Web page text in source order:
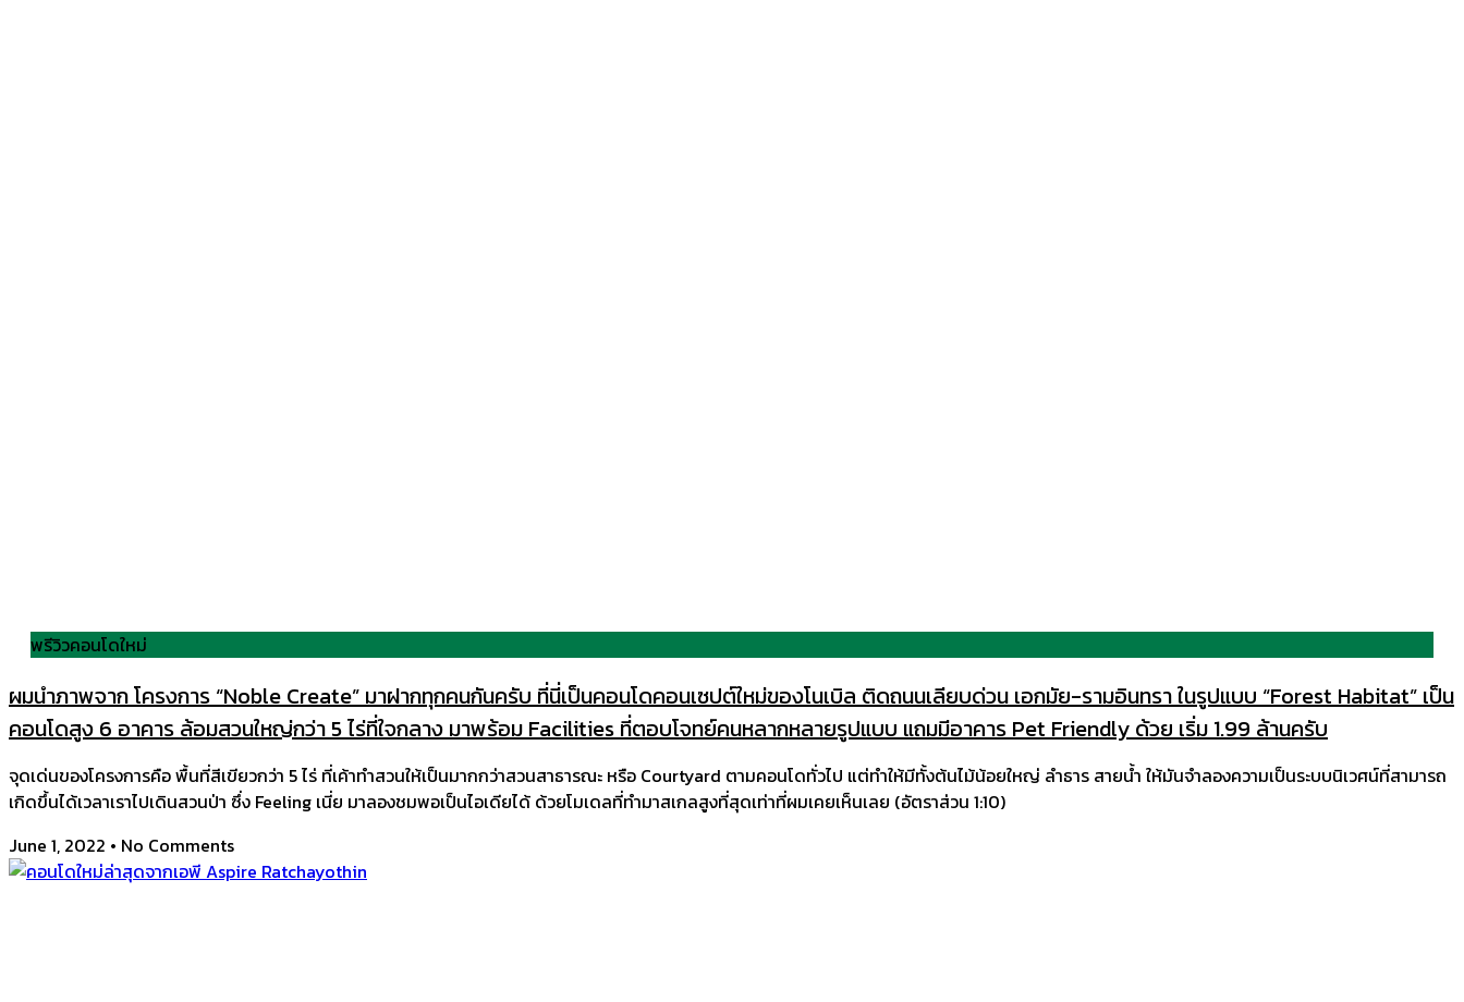
พรีวิวคอนโดใหม่
ผมนำภาพจาก โครงการ “Noble Create” มาฝากทุกคนกันครับ ที่นี่เป็นคอนโดคอนเซปต์ใหม่ของโนเบิล ติดถนนเลียบด่วน เอกมัย-รามอินทรา ในรูปแบบ “Forest Habitat” เป็น
คอนโดสูง 6 อาคาร ล้อมสวนใหญ่กว่า 5 ไร่ที่ใจกลาง มาพร้อม Facilities ที่ตอบโจทย์คนหลากหลายรูปแบบ แถมมีอาคาร Pet Friendly ด้วย เริ่ม 1.99 ล้านครับ​
จุดเด่นของโครงการคือ พื้นที่สีเขียวกว่า 5 ไร่ ที่เค้าทำสวนให้เป็นมากกว่าสวนสาธารณะ หรือ Courtyard ตามคอนโดทั่วไป แต่ทำให้มีทั้งต้นไม้น้อยใหญ่ ลำธาร สายน้ำ ให้มันจำลองความเป็นระบบนิเวศน์ที่สามารถ
เกิดขึ้นได้เวลาเราไปเดินสวนป่า ซึ่ง Feeling เนี่ย มาลองชมพอเป็นไอเดียได้ ด้วยโมเดลที่ทำมาสเกลสูงที่สุดเท่าที่ผมเคยเห็นเลย (อัตราส่วน 1:10)
June 1, 2022
No Comments